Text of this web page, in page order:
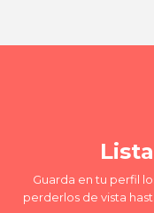
Guarda en tu perfil
perderlos de vista